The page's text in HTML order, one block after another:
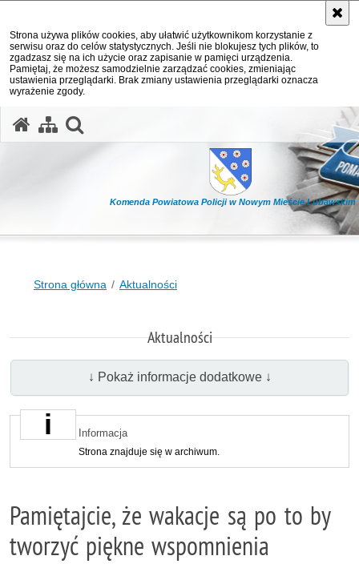
Strona używa plików cookies, aby ułatwić użytkownikom korzystanie z
serwisu oraz do celów statystycznych. Jeśli nie blokujesz tych plików, to
zgadzasz się na ich użycie oraz zapisanie w pamięci urządzenia.
Pamiętaj, że możesz samodzielnie zarządzać cookies, zmieniając
ustawienia przeglądarki. Brak zmiany ustawienia przeglądarki oznacza
wyrażenie zgody.
Komenda Powiatowa Policji w Nowym Mieście Lubawskim
Strona główna Aktualności
Aktualności
↓ Pokaż informacje dodatkowe ↓
Informacja
Strona znajduje się w archiwum.
Pamiętajcie, że wakacje są po to by
tworzyć piękne wspomnienia